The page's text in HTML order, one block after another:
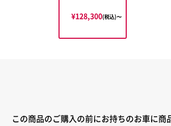
¥128,300(税込)〜
この商品のご購入の前にお持ちのお車に商